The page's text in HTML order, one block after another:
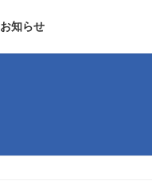
お知らせ